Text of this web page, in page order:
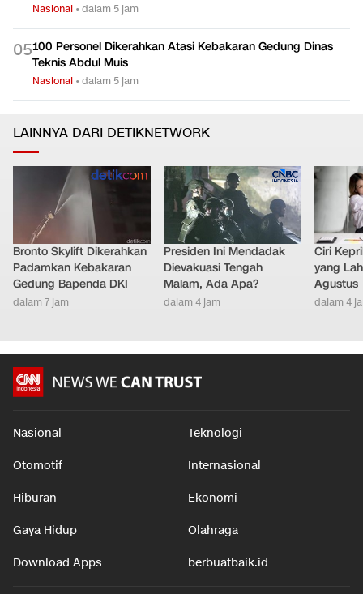
Nasional •dalam 5 jam
05100 Personel Dikerahkan Atasi Kebakaran Gedung Dinas
Teknis Abdul Muis
Nasional •dalam 5 jam
LAINNYA DARI DETIKNETWORK
Bronto Skylift Dikerahkan
Padamkan Kebakaran
Gedung Bapenda DKI
dalam 7 jam
Presiden Ini Mendadak
Dievakuasi Tengah
Malam, Ada Apa?
dalam 4 jam
Ciri
yang
Agustus
dalam 4
Nasional Teknologi
Otomotif Internasional
Hiburan Ekonomi
Gaya Hidup Olahraga
Download Apps berbuatbaik.id